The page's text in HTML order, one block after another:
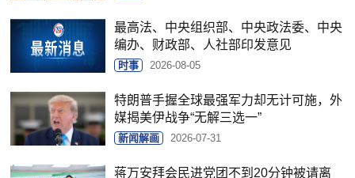
最高法、中央组织部、中央政法委、中央
编办、财政部、人社部印发意见
时事 2026-08-05
特朗普手握全球最强军力却无计可施，外
媒揭美伊战争“无解三选一”
新闻解画 2026-07-31
蒋万安拜会民进党团不到20分钟被请离